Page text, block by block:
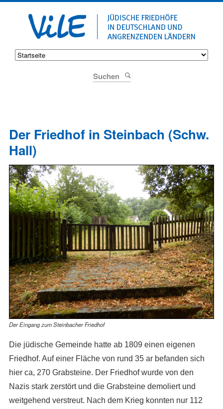
Der Friedhof in Steinbach (Schw.
Hall)
Der Eingang zum Steinbacher Friedhof
Die jüdische Gemeinde hatte ab 1809 einen eigenen
Friedhof. Auf einer Fläche von rund 35 ar befanden sich
hier ca, 270 Grabsteine. Der Friedhof wurde von den
Nazis stark zerstört und die Grabsteine demoliert und
weitgehend verstreut. Nach dem Krieg konnten nur 112